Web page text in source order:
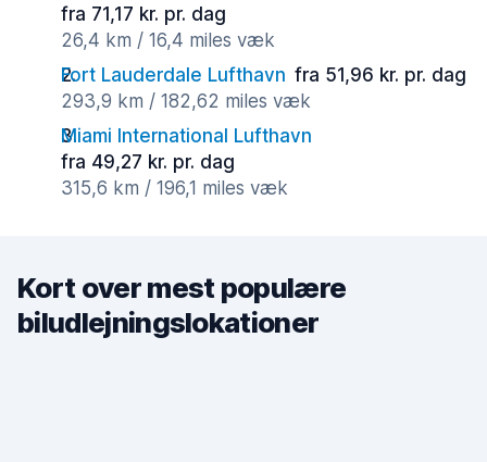
fra 71,17 kr. pr. dag
26,4 km / 16,4 miles væk
Fort Lauderdale Lufthavn fra 51,96 kr. pr. dag
293,9 km / 182,62 miles væk
Miami International Lufthavn
fra 49,27 kr. pr. dag
315,6 km / 196,1 miles væk
Kort over mest populære
biludlejningslokationer